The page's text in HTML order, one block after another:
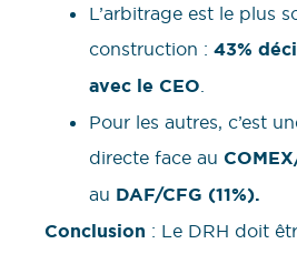
L’arbitrage est le plus
construction : 43%
avec le CEO
Pour les autres, c’est
directe face au
au DAF/CFG (11%).
Conclusion : Le DRH doit